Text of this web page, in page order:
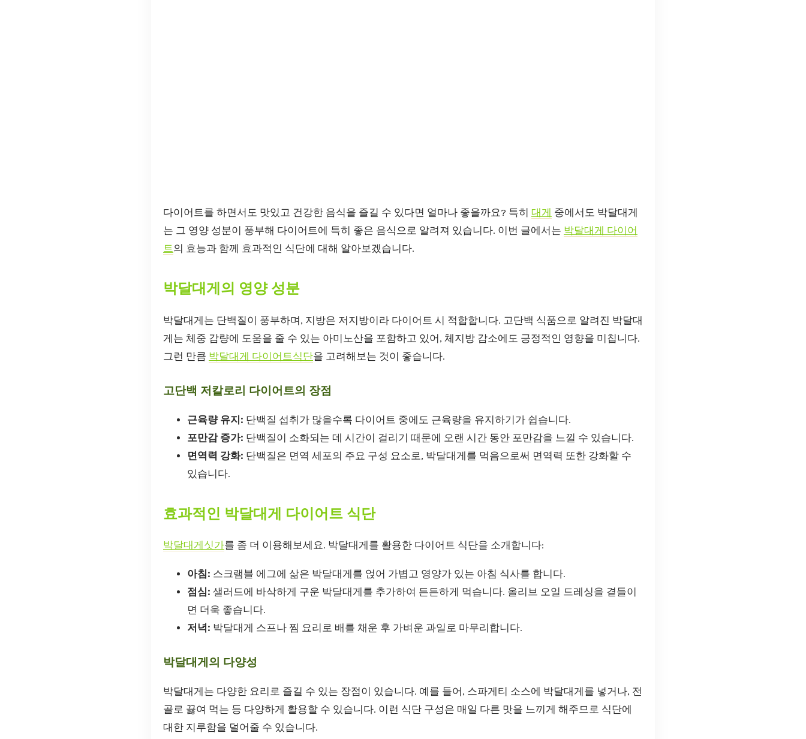
다이어트를 하면서도 맛있고 건강한 음식을 즐길 수 있다면 얼마나 좋을까요? 특히 대게 중에서도 박달대게
는 그 영양 성분이 풍부해 다이어트에 특히 좋은 음식으로 알려져 있습니다. 이번 글에서는 박달대게 다이어
트의 효능과 함께 효과적인 식단에 대해 알아보겠습니다.
박달대게의 영양 성분
박달대게는 단백질이 풍부하며, 지방은 저지방이라 다이어트 시 적합합니다. 고단백 식품으로 알려진 박달대
게는 체중 감량에 도움을 줄 수 있는 아미노산을 포함하고 있어, 체지방 감소에도 긍정적인 영향을 미칩니다.
그런 만큼 박달대게 다이어트식단을 고려해보는 것이 좋습니다.
고단백 저칼로리 다이어트의 장점
근육량 유지: 단백질 섭취가 많을수록 다이어트 중에도 근육량을 유지하기가 쉽습니다.
포만감 증가: 단백질이 소화되는 데 시간이 걸리기 때문에 오랜 시간 동안 포만감을 느낄 수 있습니다.
면역력 강화: 단백질은 면역 세포의 주요 구성 요소로, 박달대게를 먹음으로써 면역력 또한 강화할 수
있습니다.
효과적인 박달대게 다이어트 식단
박달대게싯가를 좀 더 이용해보세요. 박달대게를 활용한 다이어트 식단을 소개합니다:
아침: 스크램블 에그에 삶은 박달대게를 얹어 가볍고 영양가 있는 아침 식사를 합니다.
점심: 샐러드에 바삭하게 구운 박달대게를 추가하여 든든하게 먹습니다. 올리브 오일 드레싱을 곁들이
면 더욱 좋습니다.
저녁: 박달대게 스프나 찜 요리로 배를 채운 후 가벼운 과일로 마무리합니다.
박달대게의 다양성
박달대게는 다양한 요리로 즐길 수 있는 장점이 있습니다. 예를 들어, 스파게티 소스에 박달대게를 넣거나, 전
골로 끓여 먹는 등 다양하게 활용할 수 있습니다. 이런 식단 구성은 매일 다른 맛을 느끼게 해주므로 식단에
대한 지루함을 덜어줄 수 있습니다.